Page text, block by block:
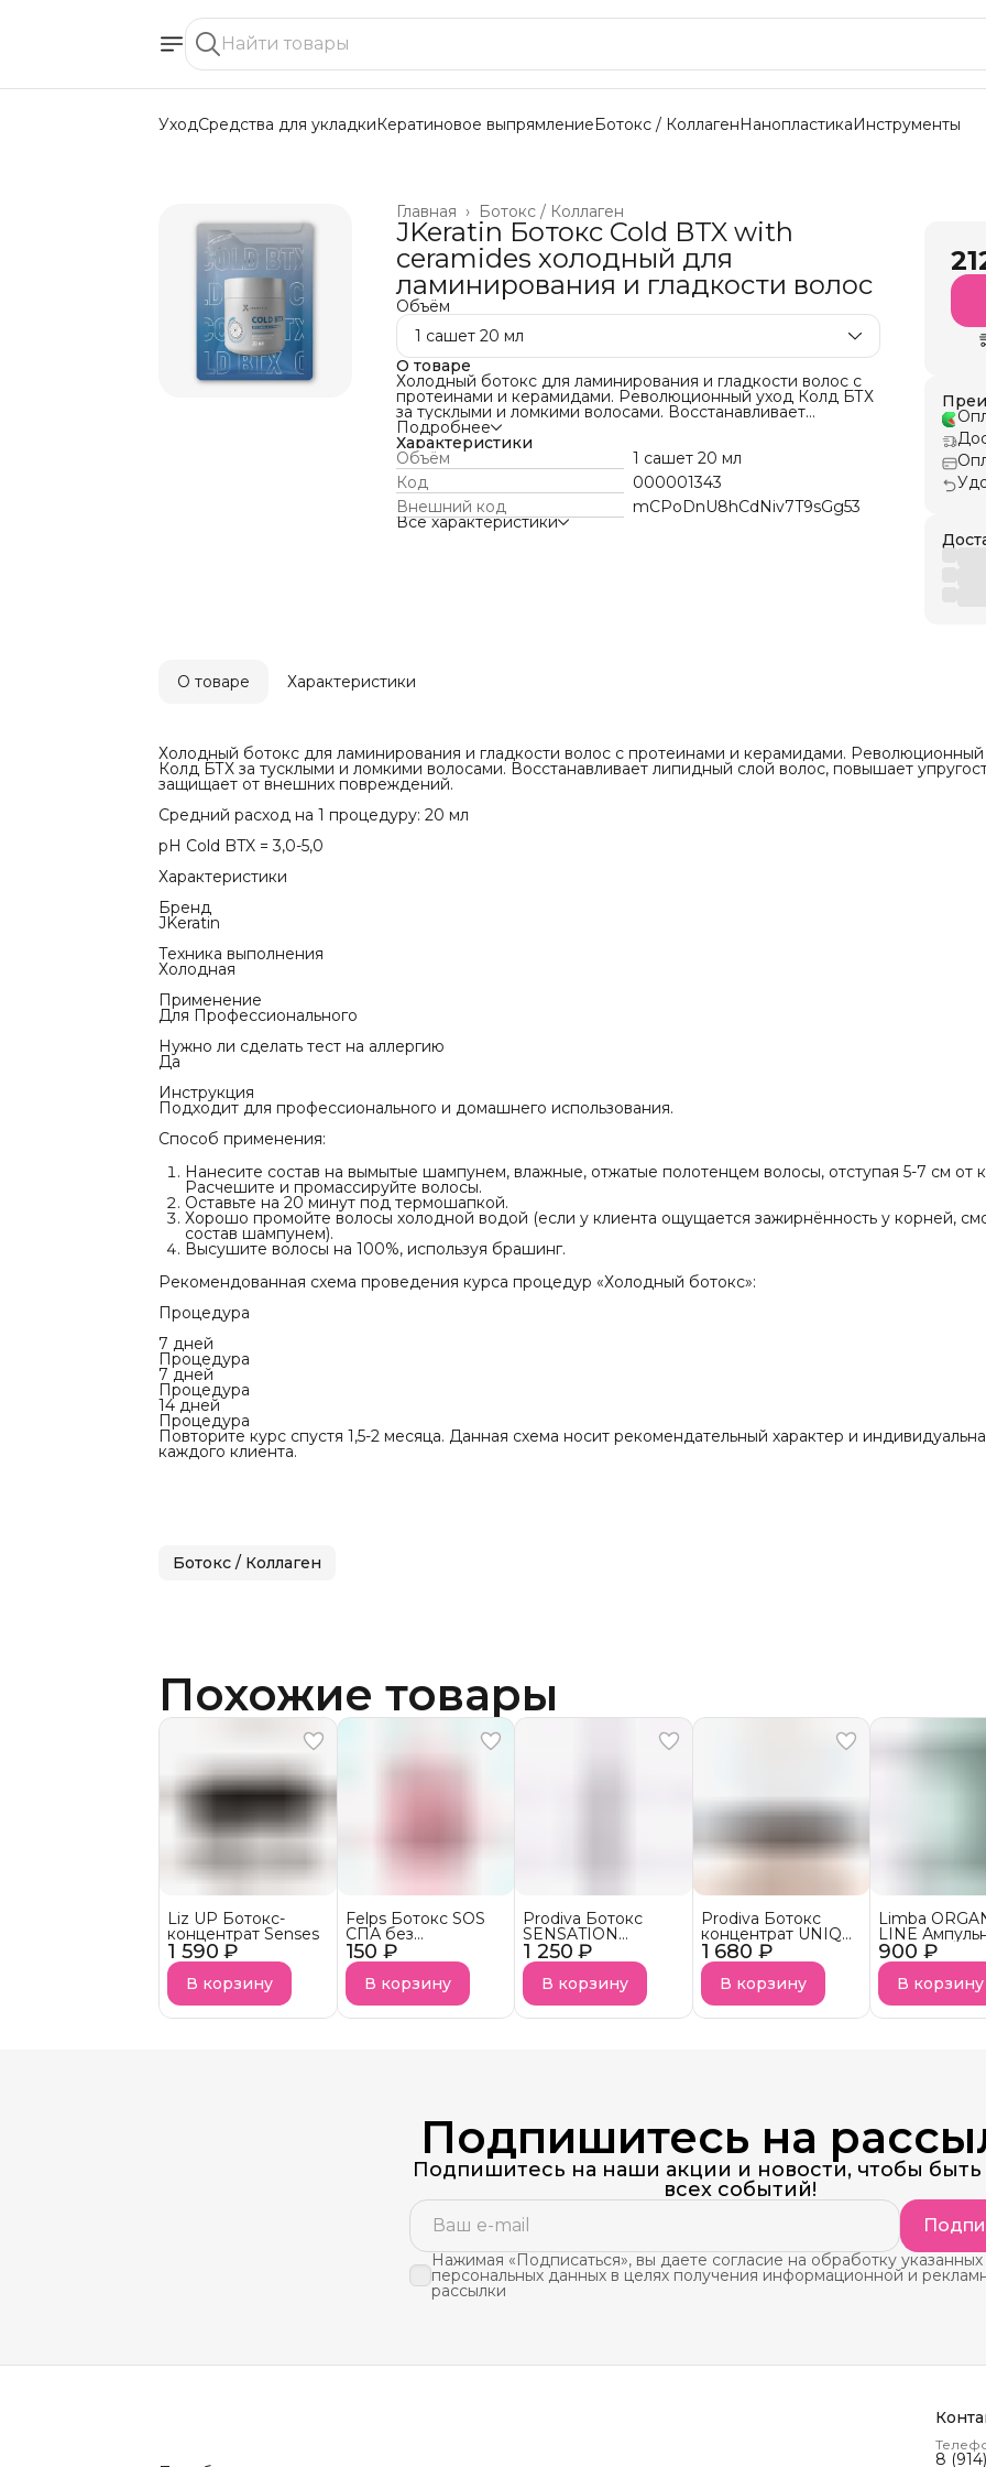
УходСредства для укладкиКератиновое выпрямлениеБотокс / КоллагенНанопластикаИнструменты
Ботокс / Коллаген
Главная ›
JKeratin Ботокс Cold BTX with
ceramides холодный для
ламинирования и гладкости волос
Объём
1 сашет 20 мл
О товаре
Холодный ботокс для ламинирования и гладкости волос с
протеинами и керамидами. Революционный уход Колд БТХ
за тусклыми и ломкими волосами. Восстанавливает
липидный слой волос, повышает упругость и защищает от
внешних повреждений.
Средний расход на 1 процедуру: 20 мл
pH Cold BTX = 3,0-5,0
Характеристики
Бренд
JKeratin
Техника выполнения
Способ применения:
Нанесите состав на вымытые шампунем, влажные, отжатые
Хорошо промойте волосы холодной водой (если у клиента
ощущается зажирнённость у корней, смойте состав
шампунем).
Высушите волосы на 100%, используя брашинг.
Рекомендованная схема проведения курса процедур
Подробнее
Характеристики
Объём
1 сашет 20 мл
Код
000001343
Внешний код
mCPoDnU8hCdNiv7T9sGg53
Все характеристики
О товаре Характеристики
Холодный ботокс для ламинирования и гладкости волос с протеинами и керамидами.
Колд БТХ за тусклыми и ломкими волосами. Восстанавливает липидный слой волос, повышает
защищает от внешних повреждений.
Средний расход на 1 процедуру: 20 мл
pH Cold BTX = 3,0-5,0
Характеристики
Бренд
JKeratin
Техника выполнения
Холодная
Применение
Для Профессионального
Нужно ли сделать тест на аллергию
Да
Инструкция
Подходит для профессионального и домашнего использования.
Способ применения:
Нанесите состав на вымытые шампунем, влажные, отжатые полотенцем волосы, отступая 5-7 см от
Расчешите и промассируйте волосы.
Оставьте на 20 минут под термошапкой.
Хорошо промойте волосы холодной водой (если у клиента ощущается зажирнённость у корней,
состав шампунем).
Высушите волосы на 100%, используя брашинг.
Рекомендованная схема проведения курса процедур «Холодный ботокс»:
Процедура
7 дней
Процедура
7 дней
Процедура
14 дней
Процедура
Повторите курс спустя 1,5-2 месяца. Данная схема носит рекомендательный характер и
каждого клиента.
Ботокс / Коллаген
Похожие товары
1 590 ₽
Liz UP Ботокс-
концентрат Senses
В корзину
150 ₽
Felps Ботокс SOS
СПА без
выпрямляющего
эффекта АКЦИЯ!
В корзину
1 250 ₽
Prodiva Ботокс
SENSATION
BLOND
тонирующий
В корзину
1 680 ₽
Prodiva Ботокс
концентрат UNIQ
BLEND
В корзину
900 ₽
Limba
LINE
ботокс
для волос
Concetrat
В корзину
Подпишитесь на
Подпишитесь на наши акции и новости, чтобы быть
всех событий!
Нажимая «Подписаться», вы даете согласие на обработку указанных
персональных данных в целях получения информационной и
рассылки
8